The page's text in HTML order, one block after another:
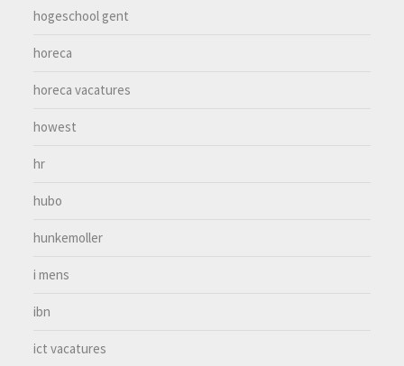
hogeschool gent
horeca
horeca vacatures
howest
hr
hubo
hunkemoller
i mens
ibn
ict vacatures